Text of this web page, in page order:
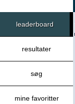
leaderboard
resultater
søg
mine favoritter